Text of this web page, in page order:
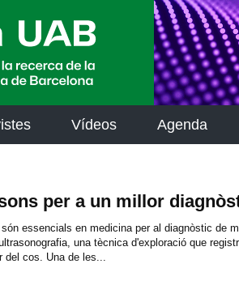
Vídeos Agenda
per a un millor
essencials en medicina per al diagnòstic de
una tècnica d'exploració que
del cos. Una de les...